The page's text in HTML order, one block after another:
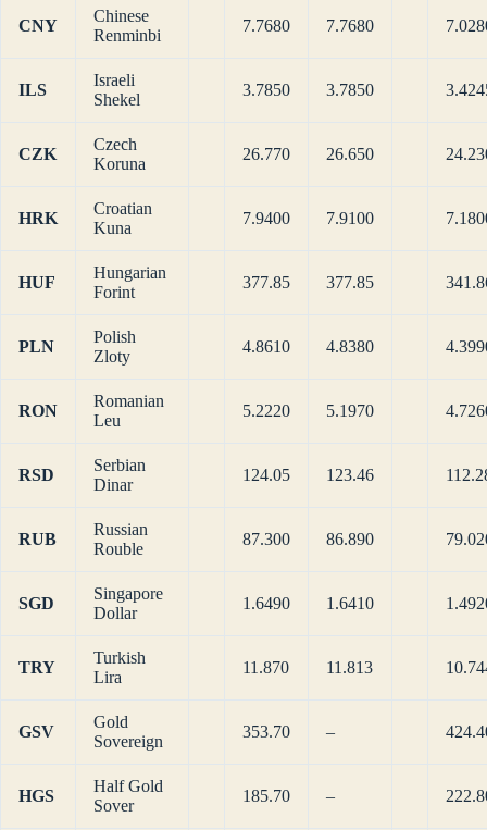
CNY
Chinese
Renminbi
7.7680 7.7680
ILS
Israeli
Shekel
3.7850 3.7850
CZK
Czech
Koruna
26.770 26.650
HRK
Croatian
Kuna
7.9400 7.9100
HUF
Hungarian
Forint
377.85 377.85
PLN
Polish
Zloty
4.8610 4.8380
RON
Romanian
Leu
5.2220 5.1970
RSD
Serbian
Dinar
124.05 123.46
RUB
Russian
Rouble
87.300 86.890
SGD
Singapore
Dollar
1.6490 1.6410
TRY
Turkish
Lira
11.870 11.813
GSV
Gold
Sovereign
353.70 –
HGS
Half Gold
Sover
185.70 –